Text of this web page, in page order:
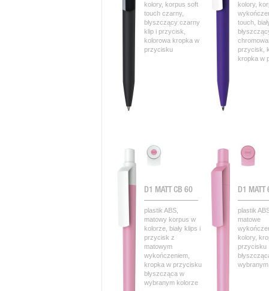
kolory, korpus soft
touch czarny,
błyszczący czarny
klip i przycisk,
kolorowa kropka w
przycisku
kolory,
touch,
przycisk,
kropka w
D1 MATT CB 60
plastik ABS,
matowy korpus w
kolorze, biały klips i
przycisk z
matowym
wykończeniem,
kropka w przycisku
błyszcząca w
wybranym kolorze
D1
plastik
matowe
kolory,
przycisku